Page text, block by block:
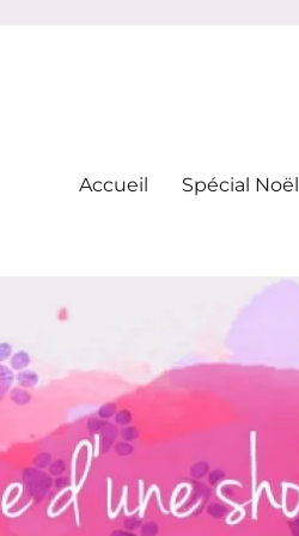
Accueil Spécial Noël